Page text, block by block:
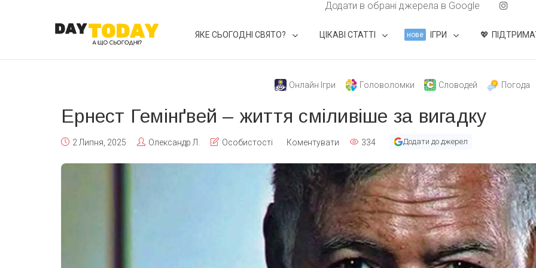
Додати в обрані джерела в Google
ЯКЕ СЬОГОДНІ СВЯТО? ЦІКАВІ СТАТТІ нове ІГРИ
Онлайн Ігри Головоломки Словодей Погода
Ернест Гемінґвей – життя сміливіше за вигадку
2 Липня, 2025 Олександр Л. Особистості Коментувати 334 Додати до джерел